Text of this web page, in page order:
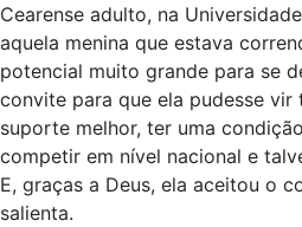
Cearense adulto, na
aquela menina que estava
potencial muito grande para se
convite para que ela pudesse
suporte melhor, ter uma
competir em nível nacional e
E, graças a Deus, ela aceitou o
salienta.